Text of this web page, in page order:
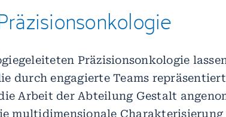
Präzisionsonkologie
durch engagierte Teams
Arbeit der Abteilung Gestalt
multidimensionale Charakterisierung